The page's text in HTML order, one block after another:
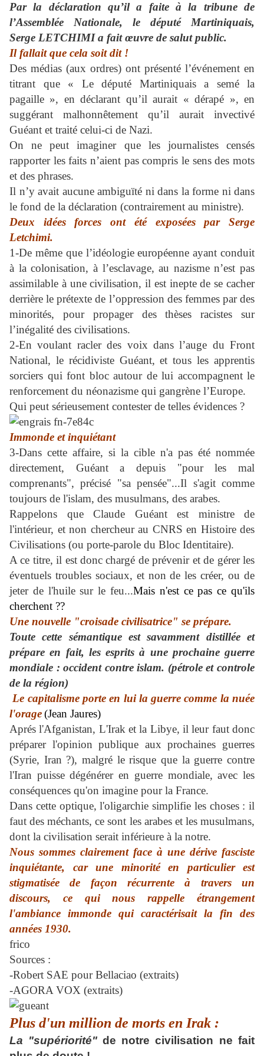
Par la déclaration qu’il a faite à la tribune de
l’Assemblée Nationale, le député Martiniquais,
Serge LETCHIMI a fait œuvre de salut public.
Il fallait que cela soit dit !
Des médias (aux ordres) ont présenté l’événement en
titrant que « Le député Martiniquais a semé la
pagaille », en déclarant qu’il aurait « dérapé », en
suggérant malhonnêtement qu’il aurait invectivé
Guéant et traité celui-ci de Nazi.
On ne peut imaginer que les journalistes censés
rapporter les faits n’aient pas compris le sens des mots
et des phrases.
Il n’y avait aucune ambiguïté ni dans la forme ni dans
le fond de la déclaration (contrairement au ministre).
Deux idées forces ont été exposées par Serge
Letchimi.
1-De même que l’idéologie européenne ayant conduit
à la colonisation, à l’esclavage, au nazisme n’est pas
assimilable à une civilisation, il est inepte de se cacher
derrière le prétexte de l’oppression des femmes par des
minorités, pour propager des thèses racistes sur
l’inégalité des civilisations.
2-En voulant racler des voix dans l’auge du Front
National, le récidiviste Guéant, et tous les apprentis
sorciers qui font bloc autour de lui accompagnent le
renforcement du néonazisme qui gangrène l’Europe.
Qui peut sérieusement contester de telles évidences ?
Immonde et inquiétant
3-Dans cette affaire, si la cible n'a pas été nommée
directement, Guéant a depuis "pour les mal
comprenants", précisé "sa pensée"...Il s'agit comme
toujours de l'islam, des musulmans, des arabes.
Rappelons que Claude Guéant est ministre de
l'intérieur, et non chercheur au CNRS en Histoire des
Civilisations (ou porte-parole du Bloc Identitaire).
A ce titre, il est donc chargé de prévenir et de gérer les
éventuels troubles sociaux, et non de les créer, ou de
jeter de l'huile sur le feu...Mais n'est ce pas ce qu'ils
cherchent ??
Une nouvelle "croisade civilisatrice" se prépare.
Toute cette sémantique est savamment distillée et
prépare en fait, les esprits à une prochaine guerre
mondiale : occident contre islam. (pétrole et controle
de la région)
Le capitalisme porte en lui la guerre comme la nuée
l'orage(Jean Jaures)
Aprés l'Afganistan, L'Irak et la Libye, il leur faut donc
préparer l'opinion publique aux prochaines guerres
(Syrie, Iran ?), malgré le risque que la guerre contre
l'Iran puisse dégénérer en guerre mondiale, avec les
conséquences qu'on imagine pour la France.
Dans cette optique, l'oligarchie simplifie les choses : il
faut des méchants, ce sont les arabes et les musulmans,
dont la civilisation serait inférieure à la notre.
Nous sommes clairement face à une dérive fasciste
inquiétante, car une minorité en particulier est
stigmatisée de façon récurrente à travers un
discours, ce qui nous rappelle étrangement
l'ambiance immonde qui caractérisait la fin des
années 1930.
frico
Sources :
-Robert SAE pour Bellaciao (extraits)
-AGORA VOX (extraits)
Plus d'un million de morts en Irak :
La "supériorité" de notre civilisation ne fait